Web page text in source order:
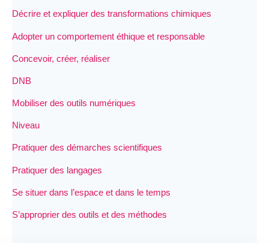
Décrire et expliquer des transformations chimiques
Adopter un comportement éthique et responsable
Concevoir, créer, réaliser
DNB
Mobiliser des outils numériques
Niveau
Pratiquer des démarches scientifiques
Pratiquer des langages
Se situer dans l’espace et dans le temps
S’approprier des outils et des méthodes